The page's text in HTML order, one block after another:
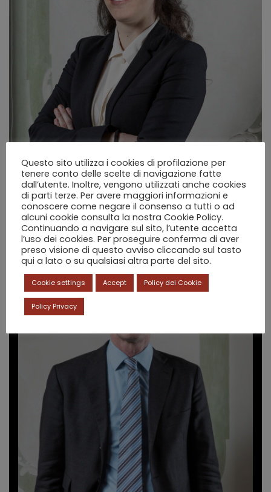
Federica De Pieri
DOTTORE COMMERCIALISTA
REVISORE LEGALE
Questo sito utilizza i cookies di profilazione per
tenere conto delle scelte di navigazione fatte
dall’utente. Inoltre, vengono utilizzati anche cookies
di parti terze. Per avere maggiori informazioni e
conoscere come negare il consenso a tutti o ad
alcuni cookie consulta la nostra Cookie Policy.
Continuando a navigare sul sito, l’utente accetta
l’uso dei cookies. Per proseguire conferma di aver
preso visione di questo avviso cliccando sul tasto
qui a lato o su qualsiasi altra parte del sito.
Cookie settings Accept Policy dei Cookie
Policy Privacy